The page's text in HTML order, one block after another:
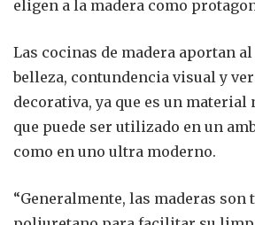
eligen a la madera como
Las cocinas de madera aportan
belleza, contundencia visual y
decorativa, ya que es un material
que puede ser utilizado en un
como en uno ultra moderno.
“Generalmente, las maderas son